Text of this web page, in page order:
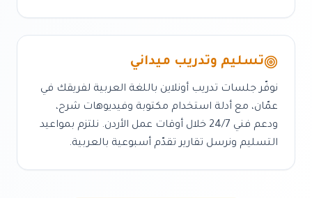
تسليم وتدريب ميداني
نوفّر جلسات تدريب أونلاين باللغة العربية لفريقك في
عمّان، مع أدلة استخدام مكتوبة وفيديوهات شرح،
ودعم فني 24/7 خلال أوقات عمل
الأردن. نلتزم بمواعيد
التسليم ونرسل تقارير تقدّم أسبوعية بالعربية.